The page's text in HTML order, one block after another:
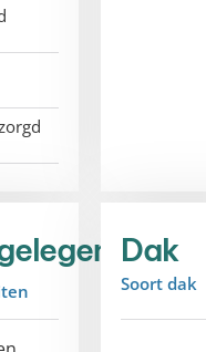
Dak
Soort dak